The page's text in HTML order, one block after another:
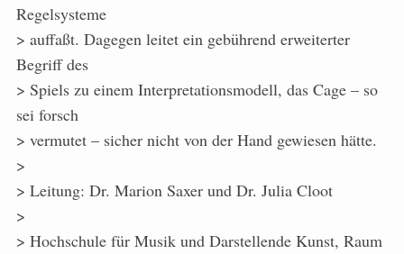
Regelsysteme
> auffaßt. Dagegen leitet ein gebührend erweiterter
Begriff des
> Spiels zu einem Interpretationsmodell, das Cage – so
sei forsch
> vermutet – sicher nicht von der Hand gewiesen hätte.
>
> Leitung: Dr. Marion Saxer und Dr. Julia Cloot
>
> Hochschule für Musik und Darstellende Kunst, Raum